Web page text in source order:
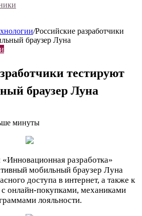
/Российские разработчики
браузер Луна
тестируют
браузер Луна
минуты
разработка»
мобильный браузер Луна
доступа в интернет, а также к
онлайн-покупками, механиками
лояльности.